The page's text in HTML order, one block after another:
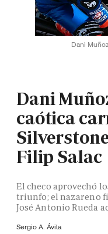
Dani
Dani
caótica
Filip Salac
El checo aprovechó
triunfo; el nazareno
José Antonio Rueda
Sergio A. Ávila